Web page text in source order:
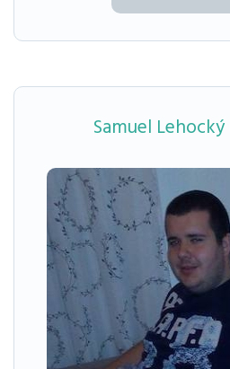
Samuel Lehocký